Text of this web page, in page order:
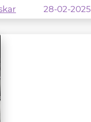
28-02-2025